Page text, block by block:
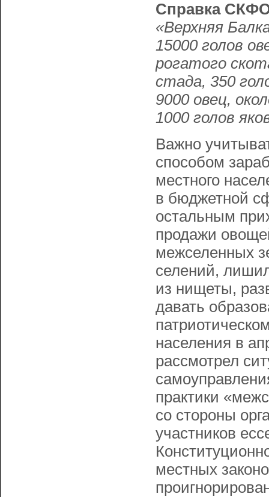
Справка
«Верхняя
15000 голов
рогатого
стада, 350
9000 овец,
1000 голов
Важно
способом
местного
в бюджетной
остальным
продажи
межселенных
селений,
из нищеты,
давать
населения в
рассмотрел
практики
со стороны
участников
местных